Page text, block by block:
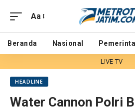
Aa
Beranda Nasional
LIVE TV
HEADLINE
Water Cannon Polri